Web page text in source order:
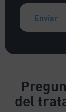
l
n
del